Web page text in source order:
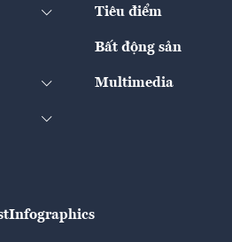
Tiêu điểm
Bất động sản
Multimedia
Infographics